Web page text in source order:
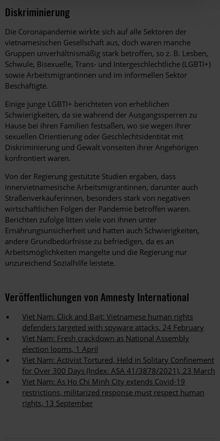
Diskriminierung
Die Coronapandemie wirkte sich auf alle Sektoren der
vietnamesischen Gesellschaft aus, doch waren manche
Gruppen unverhältnismäßig stark betroffen, so z. B. Lesben,
Schwule, Bisexuelle, Trans- und Intergeschlechtliche (LGBTI+)
sowie Arbeitsmigrantinnen und im informellen Sektor
Beschäftigte.
Einige junge LGBTI+ berichteten von erheblichen
Schwierigkeiten, da sie während der Ausgangssperren zu
Hause bei ihren Familien festsaßen, wo sie wegen ihrer
sexuellen Orientierung oder Geschlechtsidentität mit
Diskriminierung und Gewalt vonseiten ihrer Angehörigen
konfrontiert waren.
Von der Regierung gestützte Studien ergaben, dass
innervietnamesische Arbeitsmigrantinnen, darunter auch
Straßenverkäuferinnen, besonders stark von negativen
wirtschaftlichen Folgen der Pandemie betroffen waren.
Berichten zufolge litten viele von ihnen unter
Ernährungsunsicherheit und hatten auch Schwierigkeiten,
andere Grundbedürfnisse zu befriedigen, da es an
Arbeitsmöglichkeiten mangelte und die Regierung nur
unzureichend Sozialhilfe leistete.
Veröffentlichungen von Amnesty International
Viet Nam: Click and Bait: Vietnamese human rights
defenders targeted with spyware attacks, 24 February
Viet Nam: Fresh crackdown as National Assembly
election looms, 1 April
Viet Nam: Activist Tortured, Held in Solitary Confinement
for Over 300 Days (Index: ASA 41/3878/2021), 23 March
Viet Nam: As Ho Chi Minh City extends Covid-19
restrictions, militarized response must respect human
rights, 13 September